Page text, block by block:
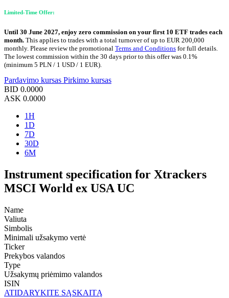
Limited-Time Offer:
Until 30 June 2027, enjoy zero commission on your first 10 ETF trades each
month. This applies to trades with a total turnover of up to EUR 200,000
monthly. Please review the promotional Terms and Conditions for full details.
The lowest commission within the 30 days prior to this offer was 0.1%
(minimum 5 PLN / 1 USD / 1 EUR).
Pardavimo kursas Pirkimo kursas
BID 0.0000
ASK 0.0000
1H
1D
7D
30D
6M
Instrument specification for Xtrackers
MSCI World ex USA UC
Name
Valiuta
Simbolis
Minimali užsakymo vertė
Ticker
Prekybos valandos
Type
Užsakymų priėmimo valandos
ISIN
ATIDARYKITE SĄSKAITĄ